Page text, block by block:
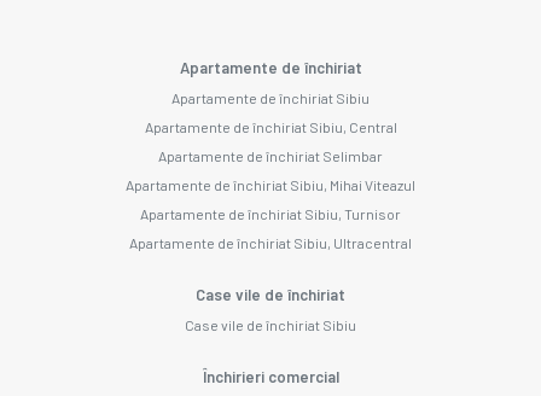
Apartamente de închiriat
Apartamente de închiriat Sibiu
Apartamente de închiriat Sibiu, Central
Apartamente de închiriat Selimbar
Apartamente de închiriat Sibiu, Mihai Viteazul
Apartamente de închiriat Sibiu, Turnisor
Apartamente de închiriat Sibiu, Ultracentral
Case vile de închiriat
Case vile de închiriat Sibiu
Închirieri comercial